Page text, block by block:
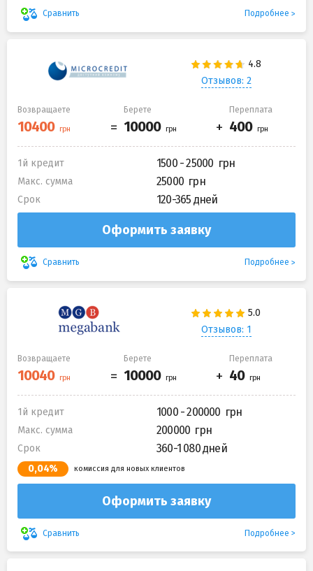
Сравнить Подробнее
Отзывов: 2
Возвращаете Берете Переплата
1й кредит 1500 - 25000
Макс. сумма 25000
Срок 120-365 дней
Оформить заявку
Сравнить Подробнее
Отзывов: 1
Возвращаете Берете Переплата
1й кредит 1000 - 200000
Макс. сумма 200000
Срок 360-1 080 дней
0,04% комиссия для новых клиентов
Оформить заявку
Сравнить Подробнее